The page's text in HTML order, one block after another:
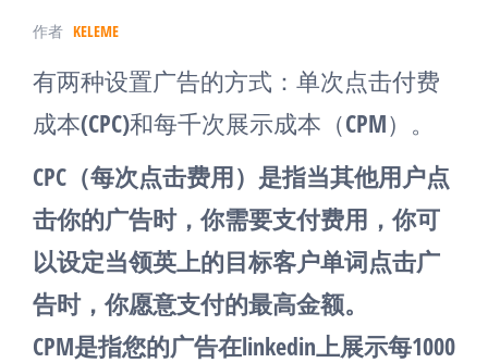
作者 KELEME
有两种设置广告的方式：单次点击付费
成本(CPC)和每千次展示成本（CPM）。
CPC（每次点击费用）是指当其他用户点
击你的广告时，你需要支付费用，你可
以设定当领英上的目标客户单词点击广
告时，你愿意支付的最高金额。
CPM是指您的广告在linkedin上展示每1000